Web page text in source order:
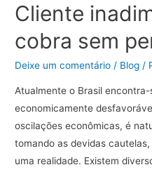
Cliente
cobra sem
Deixe um comentário / Blog /
Atualmente o Brasil
economicamente
oscilações econômicas, é
tomando as devidas
uma realidade. Existem